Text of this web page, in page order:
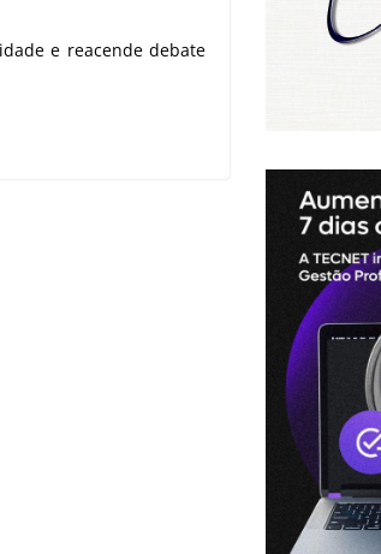
e reacende debate